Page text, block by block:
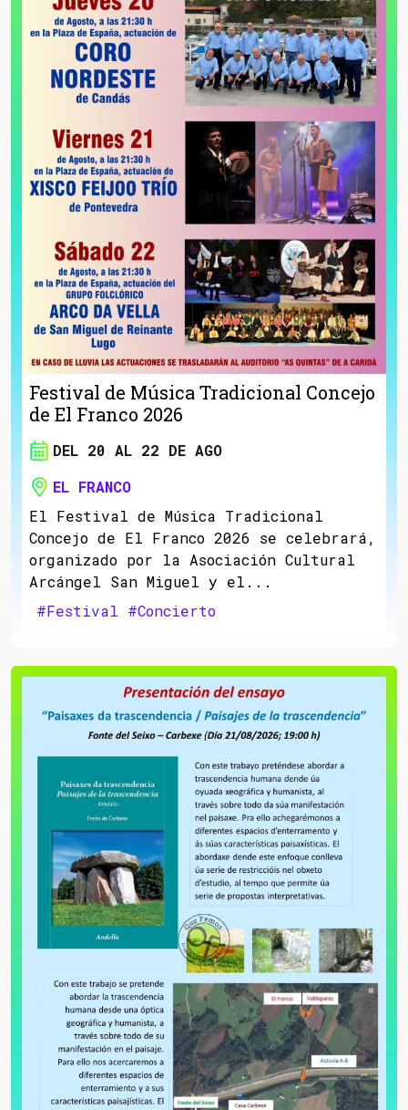
Festival de Música Tradicional Concejo
de El Franco 2026
DEL 20 AL 22 DE AGO
EL FRANCO
El Festival de Música Tradicional
Concejo de El Franco 2026 se celebrará,
organizado por la Asociación Cultural
Arcángel San Miguel y el...
#Festival #Concierto